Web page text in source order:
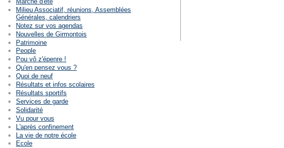
Milieu Associatif, réunions, Assemblées
Générales, calendriers
Notez sur vos agendas
Nouvelles de Girmontois
Patrimoine
People
Pou vô z'épenre !
Qu'en pensez vous ?
Quoi de neuf
Résultats et infos scolaires
Résultats sportifs
Services de garde
Solidarité
Vu pour vous
L'après confinement
La vie de notre école
Ecole